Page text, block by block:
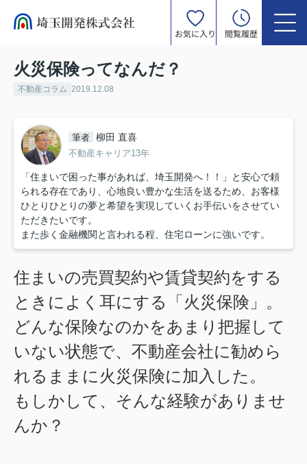
お気に入り 閲覧履歴
火災保険ってなんだ？
不動産コラム 2019.12.08
筆者 柳田 直喜
不動産キャリア13年
「住まいで困った事があれば、埼玉開発へ！！」と安心で頼
られる存在であり、心地良い豊かな生活を送るため、お客様
ひとりひとりの夢と希望を実現していくお手伝いをさせてい
ただきたいです。
また歩く金融機関と言われる程、住宅ローンに強いです。
住まいの売買契約や賃貸契約をする
ときによく耳にする「火災保険」。
どんな保険なのかをあまり把握して
いない状態で、不動産会社に勧めら
れるままに火災保険に加入した。
もしかして、そんな経験がありませ
んか？